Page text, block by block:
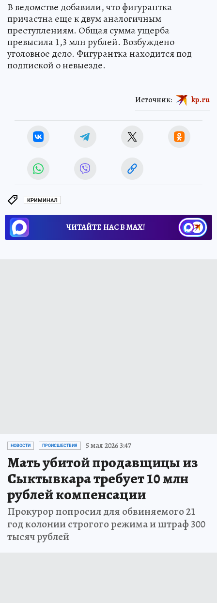
В ведомстве добавили, что фигурантка
причастна еще к двум аналогичным
преступлениям. Общая сумма ущерба
превысила 1,3 млн рублей. Возбуждено
уголовное дело. Фигурантка находится под
подпиской о невыезде.
Источник: kp.ru
КРИМИНАЛ
ЧИТАЙТЕ НАС В МАХ!
НОВОСТИ ПРОИСШЕСТВИЯ 5 мая 2026 3:47
Мать убитой продавщицы из
Сыктывкара требует 10 млн
рублей компенсации
Прокурор попросил для обвиняемого 21
год колонии строгого режима и штраф 300
тысяч рублей